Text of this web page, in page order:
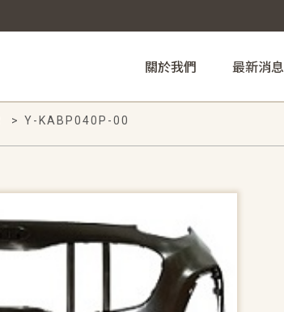
關於我們 最新消息
> Y-KABP040P-00